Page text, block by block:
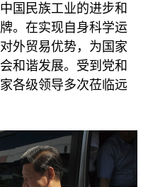
中国 民族工业的进步和
牌。 在实现自身科学运
对外贸易优势， 为国家
会和谐发展。 受到 党和
家各级领导多次莅临远